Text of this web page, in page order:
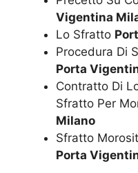
Vigentina
Lo Sfratto
Procedura Di
Porta
Contratto Di
Sfratto Per
Milano
Sfratto
Porta